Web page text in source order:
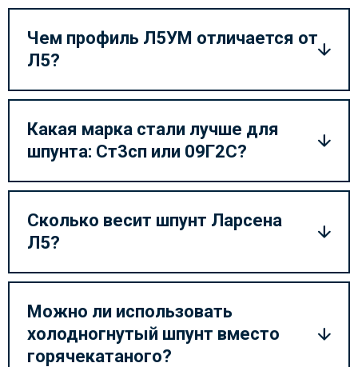
Чем профиль Л5УМ отличается от
Л5?
Какая марка стали лучше для
шпунта: Ст3сп или 09Г2С?
Сколько весит шпунт Ларсена
Л5?
Можно ли использовать
холодногнутый шпунт вместо
горячекатаного?